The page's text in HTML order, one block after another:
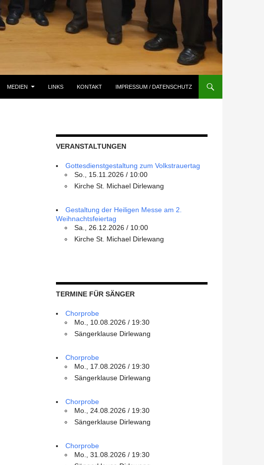
MEDIEN LINKS KONTAKT IMPRESSUM / DATENSCHUTZ
VERANSTALTUNGEN
Gottesdienstgestaltung zum Volkstrauertag
So., 15.11.2026 / 10:00
Kirche St. Michael Dirlewang
Gestaltung der Heiligen Messe am 2.
Weihnachtsfeiertag
Sa., 26.12.2026 / 10:00
Kirche St. Michael Dirlewang
TERMINE FÜR SÄNGER
Chorprobe
Mo., 10.08.2026 / 19:30
Sängerklause Dirlewang
Chorprobe
Mo., 17.08.2026 / 19:30
Sängerklause Dirlewang
Chorprobe
Mo., 24.08.2026 / 19:30
Sängerklause Dirlewang
Chorprobe
Mo., 31.08.2026 / 19:30